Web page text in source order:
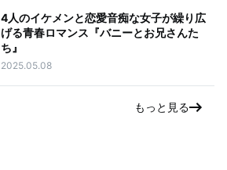
4人のイケメンと恋愛音痴な女子が繰り広
げる青春ロマンス『バニーとお兄さんた
ち』
2025.05.08
もっと見る